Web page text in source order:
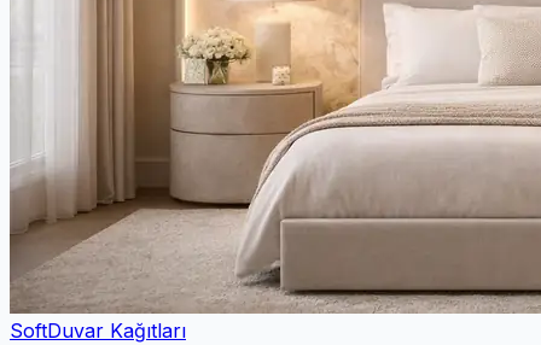
SoftDuvar Kağıtları